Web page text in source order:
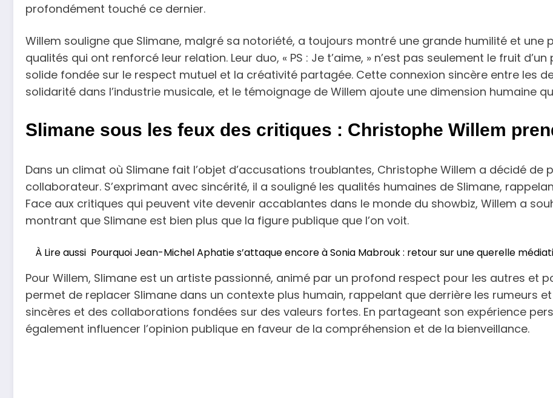
profondément touché ce dernier.
Willem souligne que Slimane, malgré sa notoriété, a toujours montré une grande humilité et une
qualités qui ont renforcé leur relation. Leur duo, « PS : Je t’aime, » n’est pas seulement le fruit
solide fondée sur le respect mutuel et la créativité partagée. Cette connexion sincère entre les
solidarité dans l’industrie musicale, et le témoignage de Willem ajoute une dimension humaine
Slimane sous les feux des critiques : Christophe Willem
Dans un climat où Slimane fait l’objet d’accusations troublantes, Christophe Willem a décidé
collaborateur. S’exprimant avec sincérité, il a souligné les qualités humaines de Slimane,
Face aux critiques qui peuvent vite devenir accablantes dans le monde du showbiz, Willem a
montrant que Slimane est bien plus que la figure publique que l’on voit.
À Lire aussi Pourquoi Jean-Michel Aphatie s’attaque encore à Sonia Mabrouk : retour sur une querelle
Pour Willem, Slimane est un artiste passionné, animé par un profond respect pour les autres et
permet de replacer Slimane dans un contexte plus humain, rappelant que derrière les rumeurs
sincères et des collaborations fondées sur des valeurs fortes. En partageant son expérience
également influencer l’opinion publique en faveur de la compréhension et de la bienveillance.